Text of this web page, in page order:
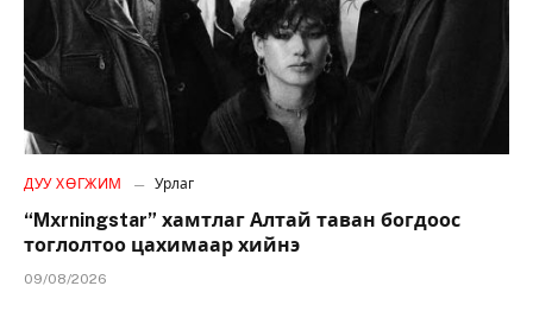
ДУУ ХӨГЖИМ Урлаг
“Mxrningstar” хамтлаг Алтай таван богдоос
тоглолтоо цахимаар хийнэ
09/08/2026